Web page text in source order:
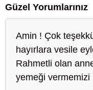
Güzel Yorumlarınız
Amin ! Çok
hayırlara vesile
Rahmetli olan
yemeği